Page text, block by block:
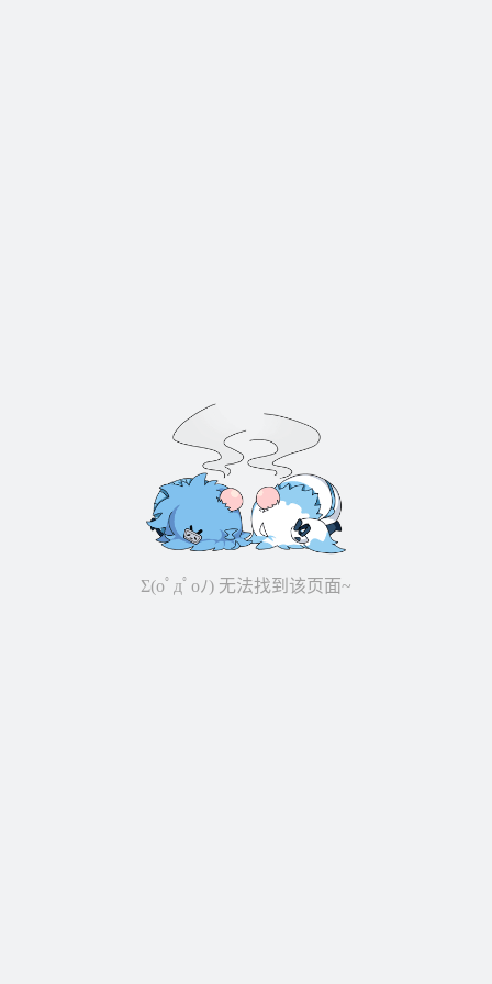
Σ(oﾟдﾟoﾉ) 无法找到该页面~